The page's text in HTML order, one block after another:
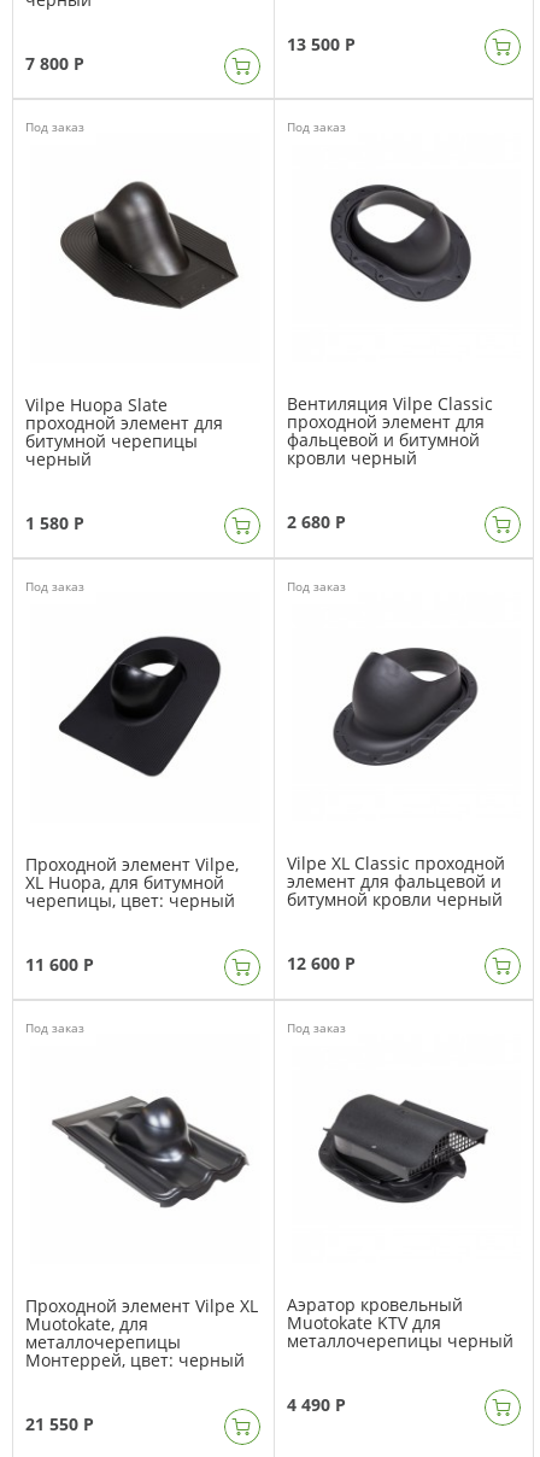
7 800 Р
13 500 Р
Под заказ
Vilpe Huopa Slate
проходной элемент для
битумной черепицы
черный
1 580 Р
Под заказ
Вентиляция Vilpe Classic
проходной элемент для
фальцевой и битумной
кровли черный
2 680 Р
Под заказ
Проходной элемент Vilpe,
XL Huopa, для битумной
черепицы, цвет: черный
11 600 Р
Под заказ
Vilpe XL Classic проходной
элемент для фальцевой и
битумной кровли черный
12 600 Р
Под заказ
Проходной элемент Vilpe XL
Muotokate, для
металлочерепицы
Монтеррей, цвет: черный
21 550 Р
Под заказ
Аэратор кровельный
Muotokate KTV для
металлочерепицы черный
4 490 Р